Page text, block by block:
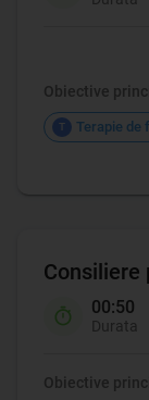
Obiective
T Terapie de
Consiliere
00:50
Durata
Obiective